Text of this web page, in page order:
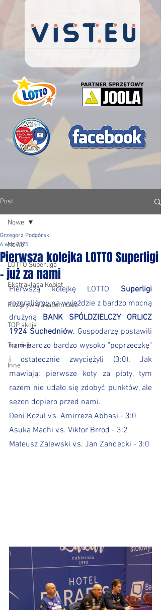
Post
Nowe
LOTTO Superliga
Ekstraklasa Kobiet
Rozgrywki akademickie
TOP akcje
Turnieje
Inne
Nowe
Pierwsza kolejka LOTTO Superligi
- już za nami
Grzegorz Podgórski
6 wrz 2025
Pierwszą kolejkę LOTTO Superligi
rozgraliśmy na wyjeździe z bardzo mocną
drużyną BANK SPÓLDZIELCZY ORLICZ
1924 Suchedniów. Gospodarzę postawili
nam bardzo bardzo wysoko "poprzeczkę"
i ostatecznie zwyciężyli (3:0). Jak
mawiają: pierwsze koty za płoty, tym
razem nie udało się zdobyć punktów, ale
sezon dopiero przed nami.
Deni Kozul v.s. Amirreza Abbasi - 3:0
Asuka Machi v.s. Viktor Brrod - 3:2
Mateusz Zalewski v.s. Jan Zandecki - 3:0